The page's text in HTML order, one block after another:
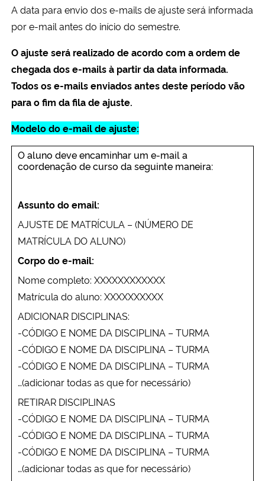
A data para envio dos e-mails de ajuste será informada
por e-mail antes do início do semestre.
O ajuste será realizado de acordo com a ordem de
chegada dos e-mails à partir da data informada.
Todos os e-mails enviados antes deste período vão
para o fim da fila de ajuste.
Modelo do e-mail de ajuste:
O aluno deve encaminhar um e-mail a
coordenação de curso da seguinte maneira:
Assunto do email:
AJUSTE DE MATRÍCULA – (NÚMERO DE
MATRÍCULA DO ALUNO)
Corpo do e-mail:
Nome completo: XXXXXXXXXXXX
Matrícula do aluno: XXXXXXXXXX
ADICIONAR DISCIPLINAS:
-CÓDIGO E NOME DA DISCIPLINA – TURMA
-CÓDIGO E NOME DA DISCIPLINA – TURMA
-CÓDIGO E NOME DA DISCIPLINA – TURMA
…(adicionar todas as que for necessário)
RETIRAR DISCIPLINAS
-CÓDIGO E NOME DA DISCIPLINA – TURMA
-CÓDIGO E NOME DA DISCIPLINA – TURMA
-CÓDIGO E NOME DA DISCIPLINA – TURMA
…(adicionar todas as que for necessário)